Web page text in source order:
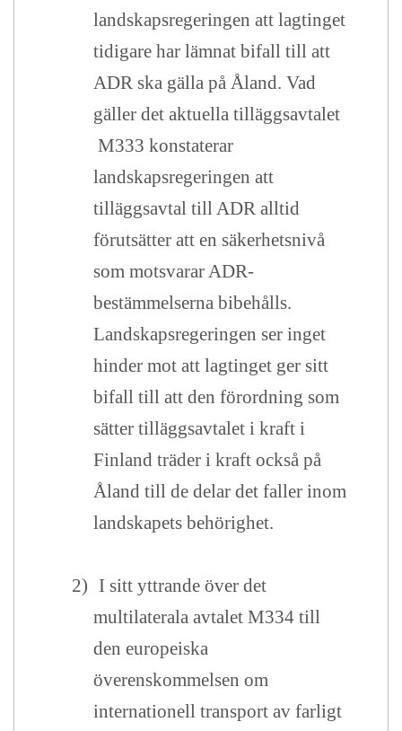
landskapsregeringen att lagtinget
tidigare har lämnat bifall till att
ADR ska gälla på Åland. Vad
gäller det aktuella tilläggsavtalet
M333 konstaterar
landskapsregeringen att
tilläggsavtal till ADR alltid
förutsätter att en säkerhetsnivå
som motsvarar ADR-
bestämmelserna bibehålls.
Landskapsregeringen ser inget
hinder mot att lagtinget ger sitt
bifall till att den förordning som
sätter tilläggsavtalet i kraft i
Finland träder i kraft också på
Åland till de delar det faller inom
landskapets behörighet.
2) I sitt yttrande över det
multilaterala avtalet M334 till
den europeiska
överenskommelsen om
internationell transport av farligt